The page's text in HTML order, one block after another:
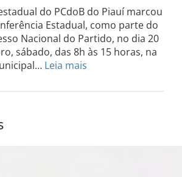
do
Sul
dia
do PCdoB do Piauí marcou
Estadual, como parte do
Nacional do Partido, no dia 20
sábado, das 8h às 15 horas, na
Leia mais
PI